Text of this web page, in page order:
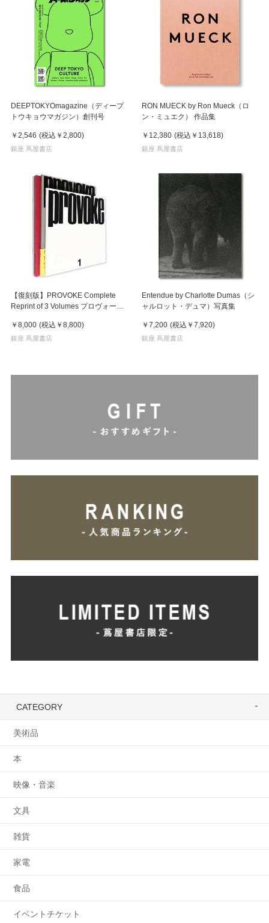
DEEPTOKYOmagazine（ディープ
トウキョウマガジン）創刊号
￥2,546 (税込 ￥2,800)
銀座 蔦屋書店
RON MUECK by Ron Mueck（ロ
ン・ミュエク） 作品集
￥12,380 (税込 ￥13,618)
銀座 蔦屋書店
【復刻版】PROVOKE Complete
Reprint of 3 Volumes プロヴォーク
￥8,000 (税込 ￥8,800)
銀座 蔦屋書店
Entendue by Charlotte Dumas（シ
ャルロット・デュマ）写真集
￥7,200 (税込 ￥7,920)
銀座 蔦屋書店
CATEGORY
美術品
本
映像・音楽
文具
雑貨
家電
食品
イベントチケット